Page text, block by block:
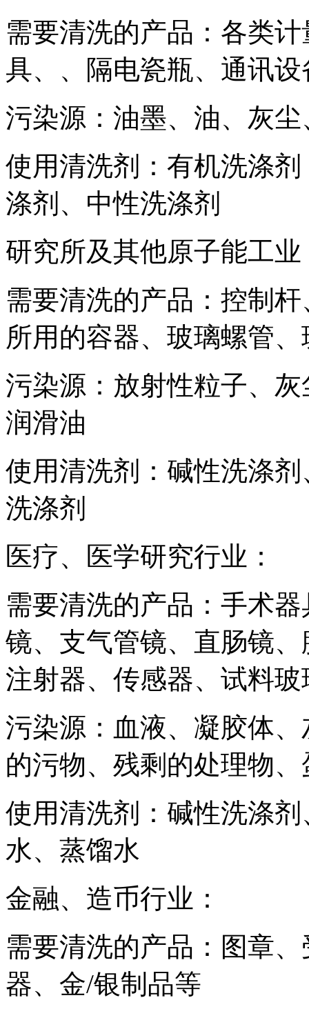
需要清洗的产品：各类
具、、隔电瓷瓶、通讯
污染源：油墨、油、灰
使用清洗剂：有机洗涤
涤剂、中性洗涤剂
研究所及其他原子能工业
需要清洗的产品：控制
所用的容器、玻璃螺管
污染源：放射性粒子、
润滑油
使用清洗剂：碱性洗涤
洗涤剂
医疗、医学研究行业：
需要清洗的产品：手术
镜、支气管镜、直肠镜
注射器、传感器、试料玻
污染源：血液、凝胶体
的污物、残剩的处理物、
使用清洗剂：碱性洗涤
水、蒸馏水
金融、造币行业：
需要清洗的产品：图章
器、金/银制品等